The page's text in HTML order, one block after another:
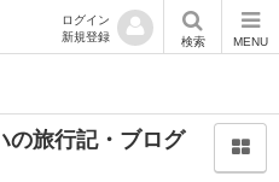
ログイン
新規登録
検索 MENU
の旅行記・ブログ